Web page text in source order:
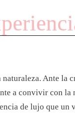
Ante la
a convivir con
de lujo que un